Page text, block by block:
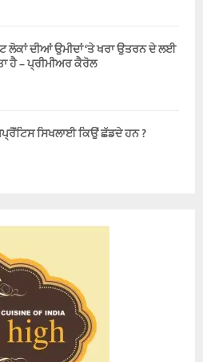
ਲੋਕਾਂ ਦੀਆਂ ਉਮੀਦਾਂ ‘ਤੇ ਖਰਾ ਉਤਰਨ ਦੇ ਲਈ
ਹੈ – ਪ੍ਰੀਮੀਅਰ ਕੈਰੋਲ
ਸਿਖਲਾਈ ਕਿਉਂ ਛੱਡਦੇ ਹਨ ?